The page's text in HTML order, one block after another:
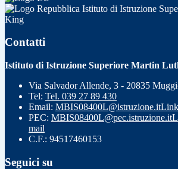
Istituto di Istruzione
King
Contatti
Istituto di Istruzione Superiore Martin
Via Salvador Allende, 3 - 20835
Tel: Tel. 039 27 89 430
Email: MBIS08400L@istruzione.it
PEC: MBIS08400L@pec.istruzione.it
mail
C.F.: 94517460153
Seguici su